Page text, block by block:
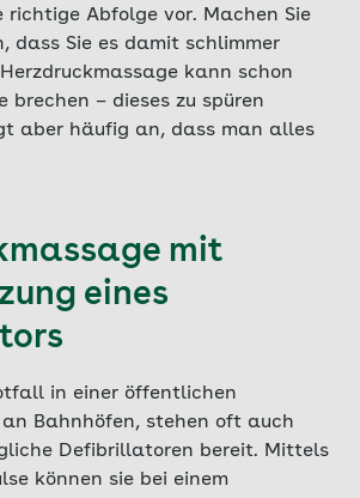
richtige Abfolge vor. Machen Sie
dass Sie es damit schlimmer
kann schon
brechen – dieses zu spüren
aber häufig an, dass man alles
mit
eines
in einer öffentlichen
Bahnhöfen, stehen oft auch
Defibrillatoren bereit. Mittels
können sie bei einem